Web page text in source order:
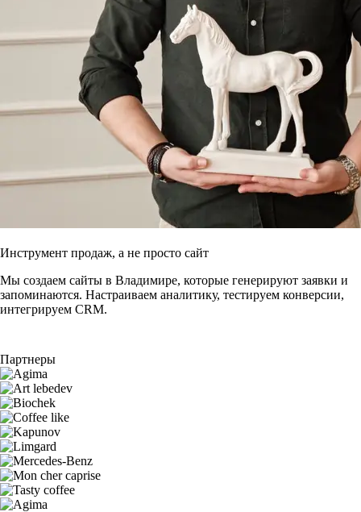
Инструмент продаж, а не просто сайт
Мы создаем сайты в Владимире, которые генерируют заявки и
запоминаются. Настраиваем аналитику, тестируем конверсии,
интегрируем CRM.
Партнеры